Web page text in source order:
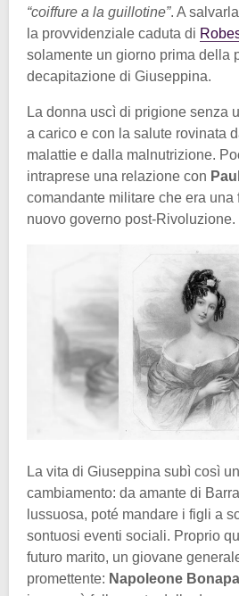
“coiffure a la guillotine”. A
la provvidenziale caduta di
solamente un giorno prima della
decapitazione di Giuseppina.
La donna uscì di prigione senza
a carico e con la salute rovinata
malattie e dalla malnutrizione.
intraprese una relazione con
comandante militare che era una
nuovo governo post-Rivoluzione.
La vita di Giuseppina subì così
cambiamento: da amante di
lussuosa, poté mandare i figli a
sontuosi eventi sociali. Proprio
futuro marito, un giovane
promettente: Napoleone